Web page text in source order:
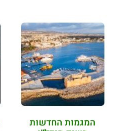
המגמות החדשות